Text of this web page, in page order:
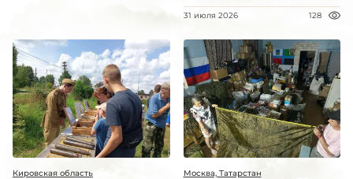
31 июля 2026 128
Кировская область Москва, Татарстан